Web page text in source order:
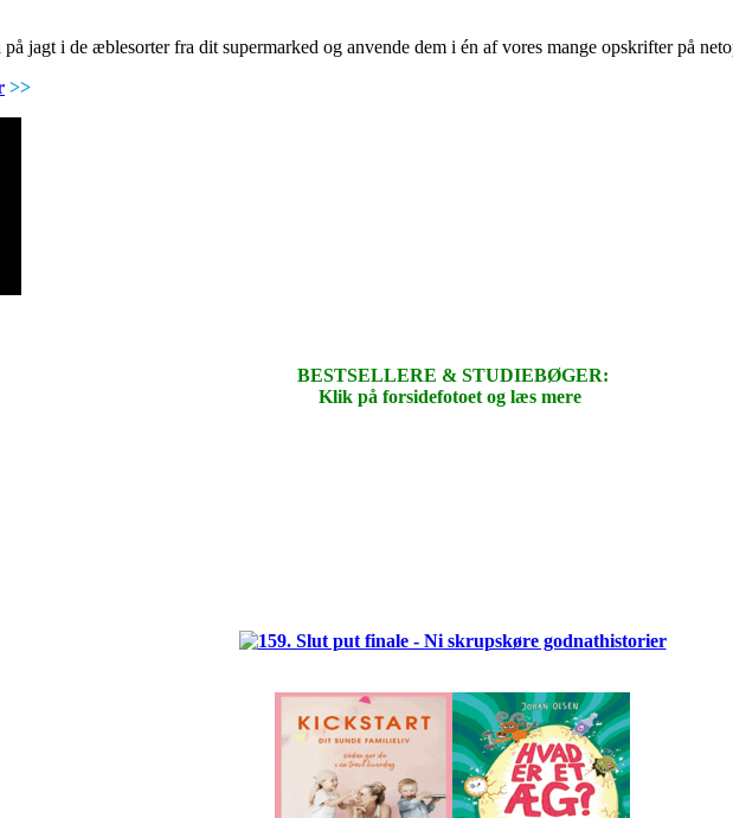
jagt i de æblesorter fra dit supermarked og anvende dem i én af vores mange opskrifter på
>>
BESTSELLERE & STUDIEBØGER:
Klik på forsidefotoet og læs mere